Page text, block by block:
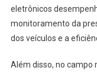
eletrônicos
monitoramento da
dos veículos e a
Além disso, no campo